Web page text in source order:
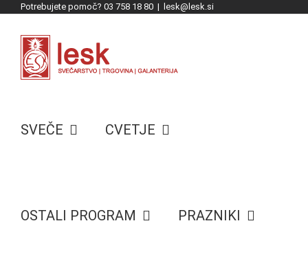
content
Potrebujete pomoč? 03 758 18 80 | lesk@lesk.si
SVEČE CVETJE
OSTALI PROGRAM PRAZNIKI